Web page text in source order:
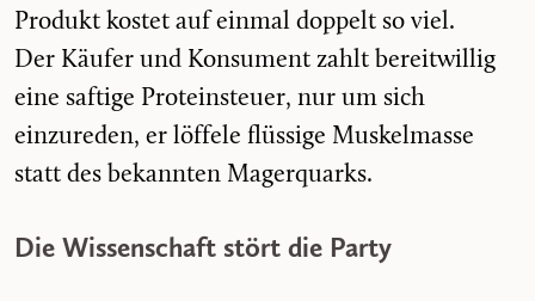
Produkt kostet auf einmal doppelt so viel.
Der Käufer und Konsument zahlt bereitwillig
eine saftige Proteinsteuer, nur um sich
einzureden, er löffele flüssige Muskelmasse
statt des bekannten Magerquarks.
Die Wissenschaft stört die Party